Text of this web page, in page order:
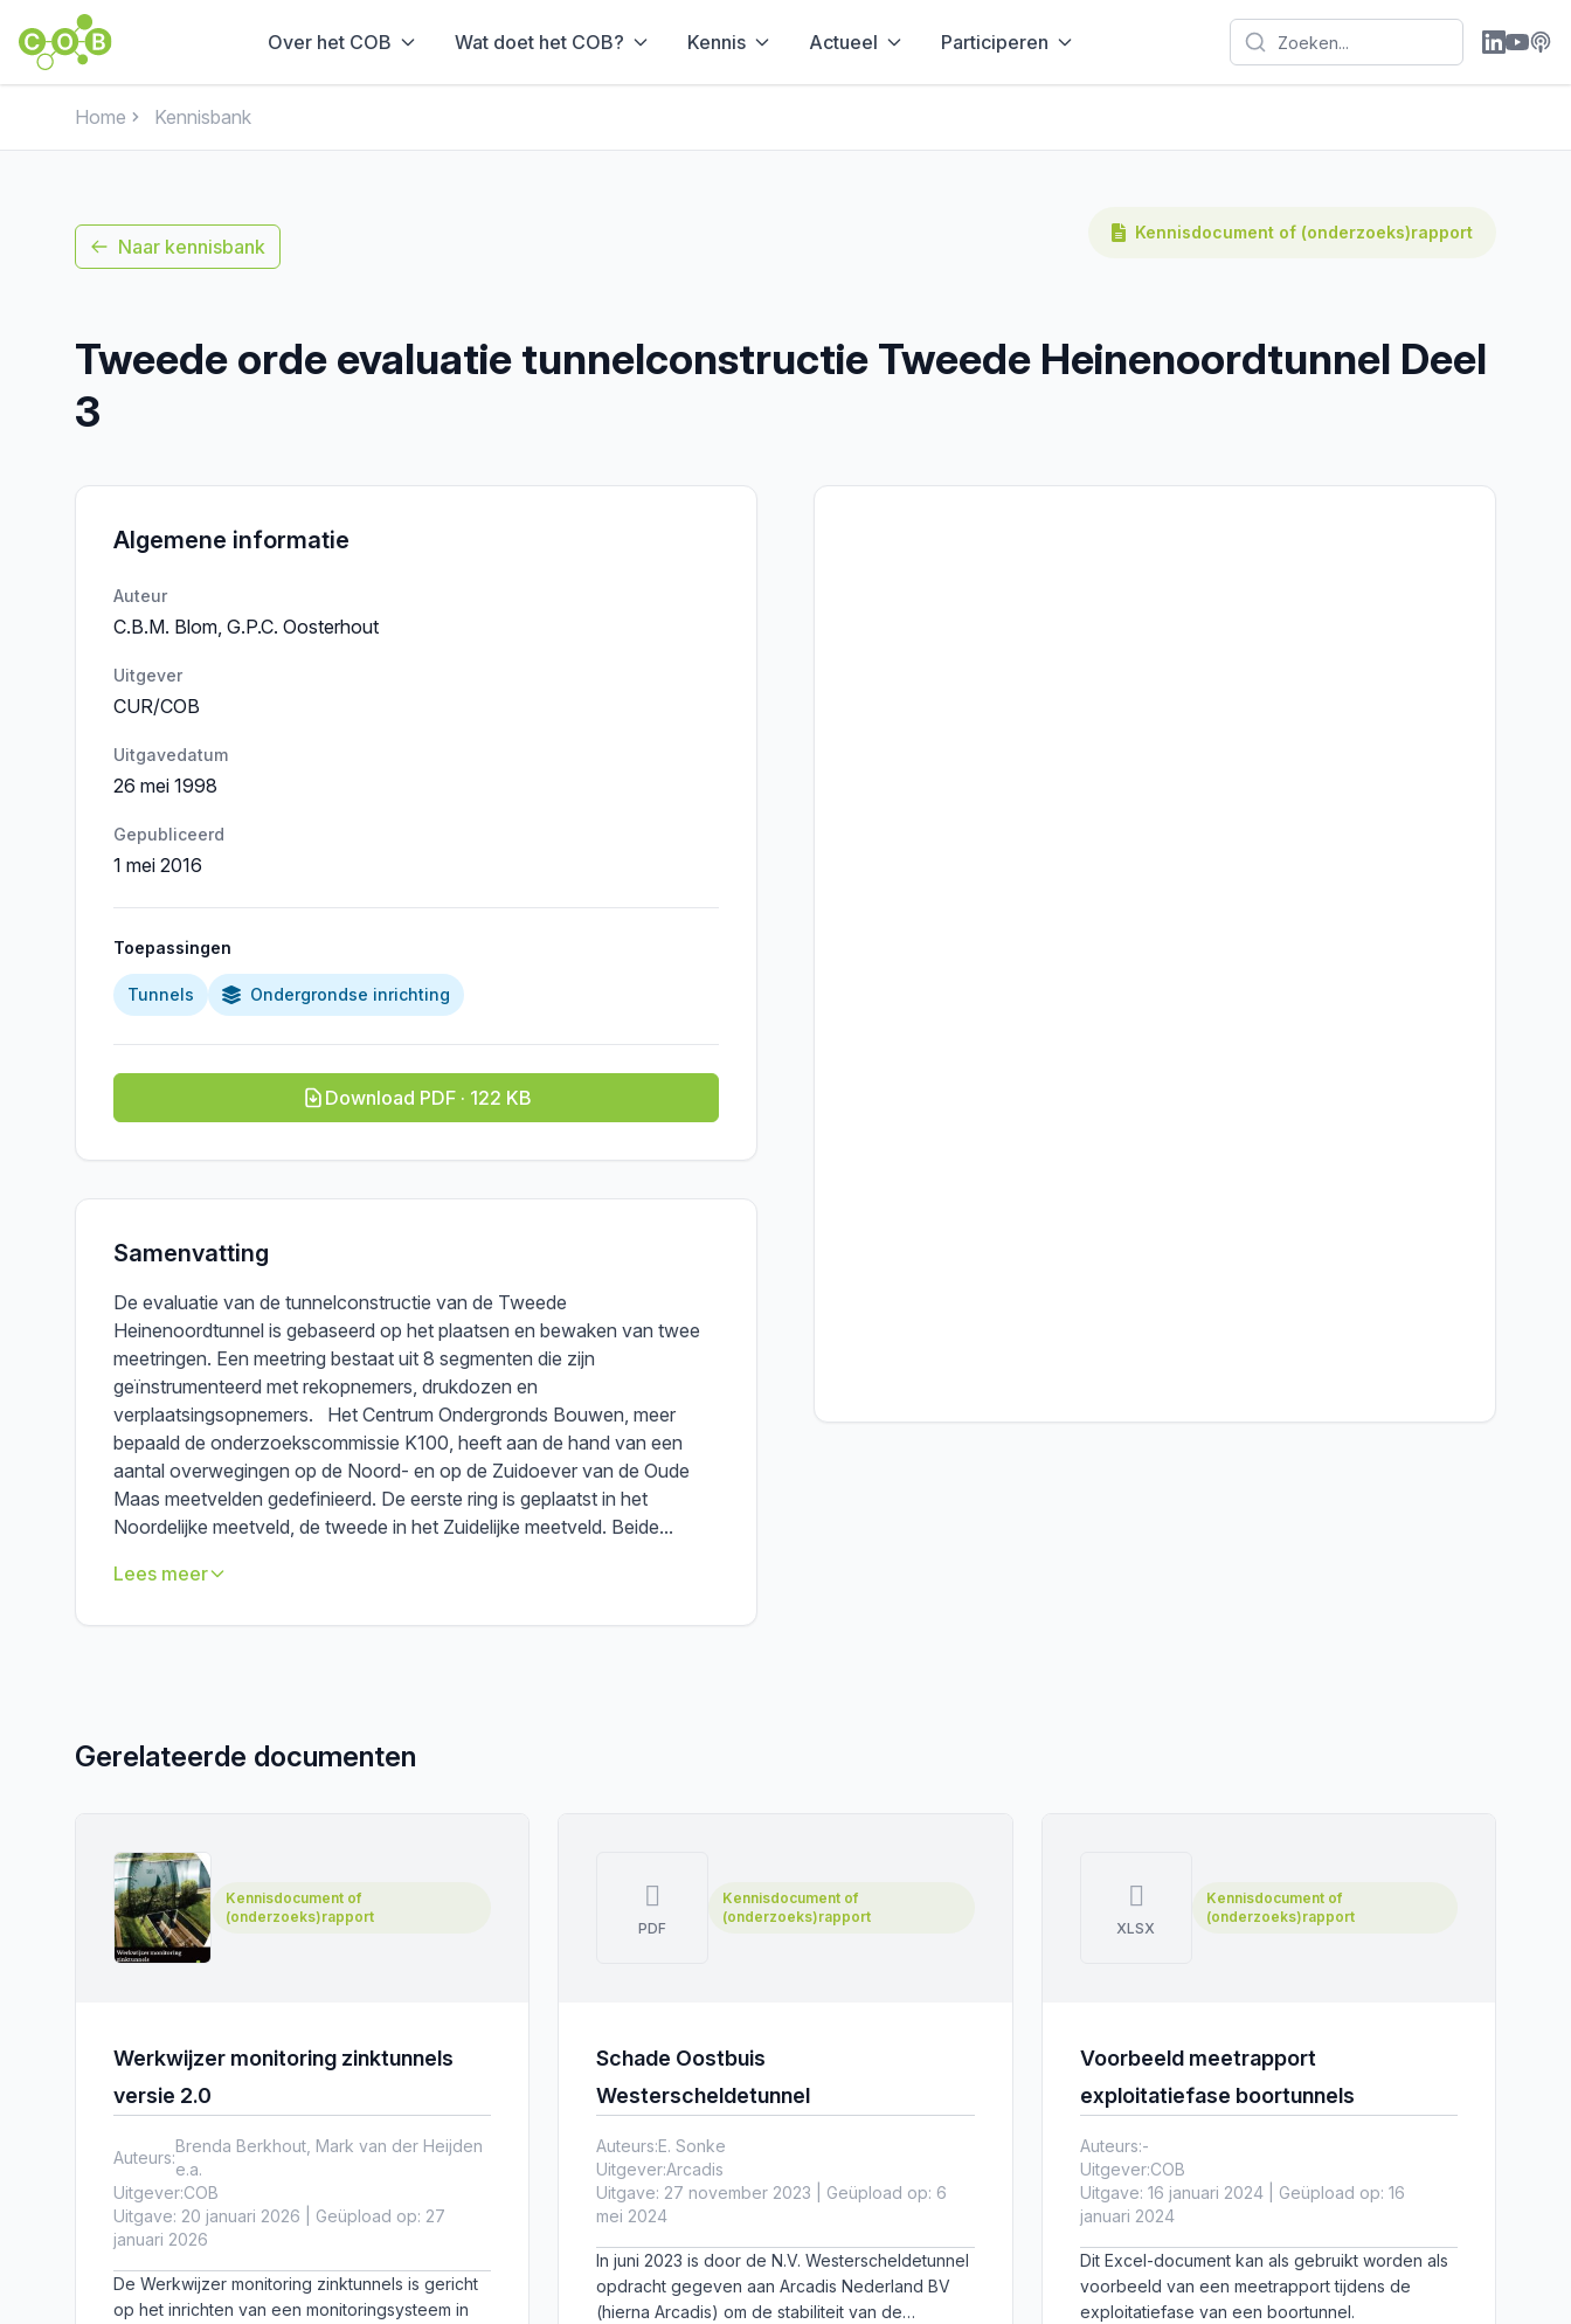
Over het COB Wat doet het COB? Kennis Actueel Participeren
Home Kennisbank
Naar kennisbank
Kennisdocument of (onderzoeks)rapport
Tweede orde evaluatie tunnelconstructie Tweede Heinenoordtunnel Deel
3
Algemene informatie
Auteur
C.B.M. Blom, G.P.C. Oosterhout
Uitgever
CUR/COB
Uitgavedatum
26 mei 1998
Gepubliceerd
1 mei 2016
Toepassingen
Tunnels Ondergrondse inrichting
Download PDF · 122 KB
Samenvatting
De evaluatie van de tunnelconstructie van de Tweede
Heinenoordtunnel is gebaseerd op het plaatsen en bewaken van twee
meetringen. Een meetring bestaat uit 8 segmenten die zijn
geïnstrumenteerd met rekopnemers, drukdozen en
verplaatsingsopnemers. Het Centrum Ondergronds Bouwen, meer
bepaald de onderzoekscommissie K100, heeft aan de hand van een
aantal overwegingen op de Noord- en op de Zuidoever van de Oude
Maas meetvelden gedefinieerd. De eerste ring is geplaatst in het
Noordelijke meetveld, de tweede in het Zuidelijke meetveld. Beide...
Lees meer
Gerelateerde documenten
Kennisdocument of
(onderzoeks)rapport
Werkwijzer monitoring zinktunnels
versie 2.0
Auteurs:
Brenda Berkhout, Mark van der Heijden
e.a.
Uitgever:COB
Uitgave: 20 januari 2026 | Geüpload op: 27
januari 2026
De Werkwijzer monitoring zinktunnels is gericht
op het inrichten van een monitoringsysteem in
PDF
Kennisdocument of
(onderzoeks)rapport
Schade Oostbuis
Westerscheldetunnel
Auteurs:E. Sonke
Uitgever:Arcadis
Uitgave: 27 november 2023 | Geüpload op: 6
mei 2024
In juni 2023 is door de N.V. Westerscheldetunnel
opdracht gegeven aan Arcadis Nederland BV
(hierna Arcadis) om de stabiliteit van de
XLSX
Kennisdocument of
(onderzoeks)rapport
Voorbeeld meetrapport
exploitatiefase boortunnels
Auteurs:-
Uitgever:COB
Uitgave: 16 januari 2024 | Geüpload op: 16
januari 2024
Dit Excel-document kan als gebruikt worden als
voorbeeld van een meetrapport tijdens de
exploitatiefase van een boortunnel.